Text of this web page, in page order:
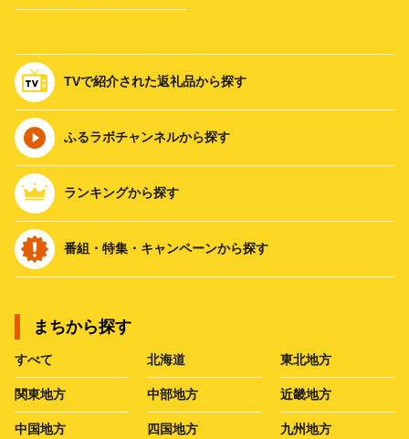
TVで紹介された返礼品から探す
ふるラボチャンネルから探す
ランキングから探す
番組・特集・キャンペーンから探す
まちから探す
すべて 北海道 東北地方
関東地方 中部地方 近畿地方
中国地方 四国地方 九州地方